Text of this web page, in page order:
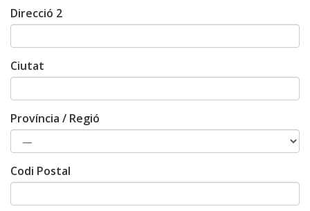
Direcció 2
Ciutat
Província / Regió
Codi Postal